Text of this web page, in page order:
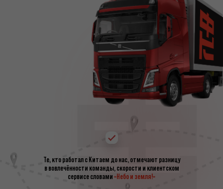
Те, кто работал с Китаем до нас, отмечают разницу
в вовлечённости команды, скорости и клиентском
сервисе словами«Небо и земля!»